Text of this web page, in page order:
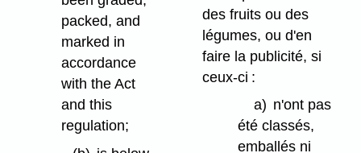
packed, and
marked in
accordance
with the Act
and this
regulation;
des fruits ou des
légumes, ou d'en
faire la publicité, si
ceux-ci :
a) n'ont pas
été classés,
emballés ni